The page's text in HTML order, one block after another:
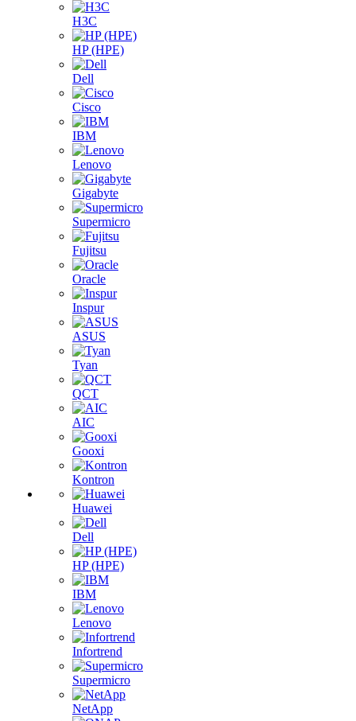
H3C
HP (HPE)
Dell
Cisco
IBM
Lenovo
Gigabyte
Supermicro
Fujitsu
Oracle
Inspur
ASUS
Tyan
QCT
AIC
Gooxi
Kontron
Huawei
Dell
HP (HPE)
IBM
Lenovo
Infortrend
Supermicro
NetApp